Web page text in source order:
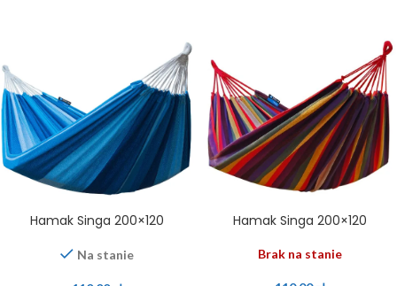
Hamak Singa 200×120
Na stanie
Hamak Singa 200×120
Brak na stanie